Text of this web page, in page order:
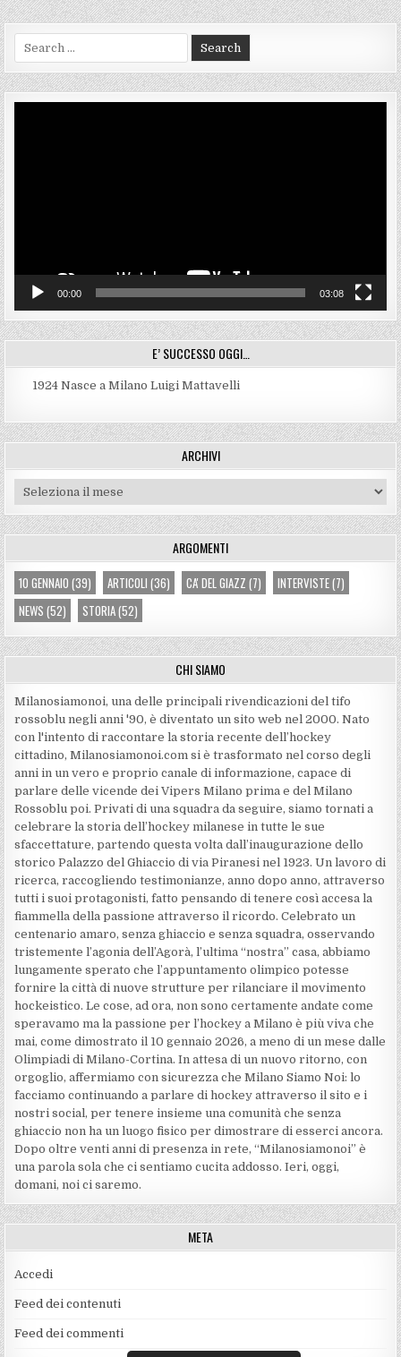
for:
00:00 03:08
E’ SUCCESSO OGGI…
1924 Nasce a Milano Luigi Mattavelli
ARCHIVI
Archivi
ARGOMENTI
10 GENNAIO (39) ARTICOLI (36) CA' DEL GIAZZ (7) INTERVISTE(7)
NEWS (52) STORIA(52)
CHI SIAMO
Milanosiamonoi, una delle principali rivendicazioni del tifo
rossoblu negli anni '90, è diventato un sito web nel 2000. Nato
con l'intento di raccontare la storia recente dell’hockey
cittadino, Milanosiamonoi.com si è trasformato nel corso degli
anni in un vero e proprio canale di informazione, capace di
parlare delle vicende dei Vipers Milano prima e del Milano
Rossoblu poi. Privati di una squadra da seguire, siamo tornati a
celebrare la storia dell’hockey milanese in tutte le sue
sfaccettature, partendo questa volta dall’inaugurazione dello
storico Palazzo del Ghiaccio di via Piranesi nel 1923. Un lavoro di
ricerca, raccogliendo testimonianze, anno dopo anno, attraverso
tutti i suoi protagonisti, fatto pensando di tenere così accesa la
fiammella della passione attraverso il ricordo. Celebrato un
centenario amaro, senza ghiaccio e senza squadra, osservando
tristemente l’agonia dell’Agorà, l’ultima “nostra” casa, abbiamo
lungamente sperato che l’appuntamento olimpico potesse
fornire la città di nuove strutture per rilanciare il movimento
hockeistico. Le cose, ad ora, non sono certamente andate come
speravamo ma la passione per l’hockey a Milano è più viva che
mai, come dimostrato il 10 gennaio 2026, a meno di un mese dalle
Olimpiadi di Milano-Cortina. In attesa di un nuovo ritorno, con
orgoglio, affermiamo con sicurezza che Milano Siamo Noi: lo
facciamo continuando a parlare di hockey attraverso il sito e i
nostri social, per tenere insieme una comunità che senza
ghiaccio non ha un luogo fisico per dimostrare di esserci ancora.
Dopo oltre venti anni di presenza in rete, “Milanosiamonoi” è
una parola sola che ci sentiamo cucita addosso. Ieri, oggi,
domani, noi ci saremo.
META
Accedi
Feed dei contenuti
Feed dei commenti